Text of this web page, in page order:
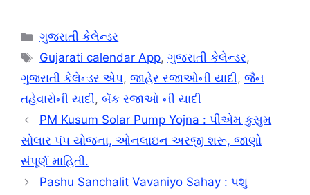
Categories
ગુજરાતી કેલેન્ડર
Tags
Gujarati calendar App,ગુજરાતી કેલેન્ડર,
ગુજરાતી કેલેન્ડર એપ, જાહેર રજાઓની યાદી, જૈન
તહેવારોની યાદી, બેંક રજાઓ ની યાદી
PM Kusum Solar Pump Yojna : પીએમ કુસુમ
સોલાર પંપ યોજના, ઓનલાઇન અરજી શરૂ, જાણો
સંપૂર્ણ માહિતી.
Pashu Sanchalit Vavaniyo Sahay : પશુ